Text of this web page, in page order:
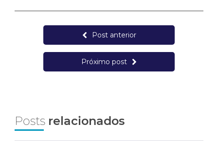
Post anterior
Próximo post
Posts relacionados